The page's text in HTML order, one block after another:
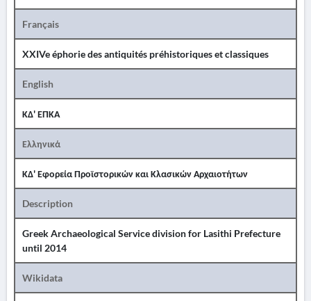
Français
XXIVe éphorie des antiquités préhistoriques et classiques
English
ΚΔ' ΕΠΚΑ
Ελληνικά
ΚΔ' Εφορεία Προϊστορικών και Κλασικών Αρχαιοτήτων
Description
Greek Archaeological Service division for Lasithi Prefecture
until 2014
Wikidata